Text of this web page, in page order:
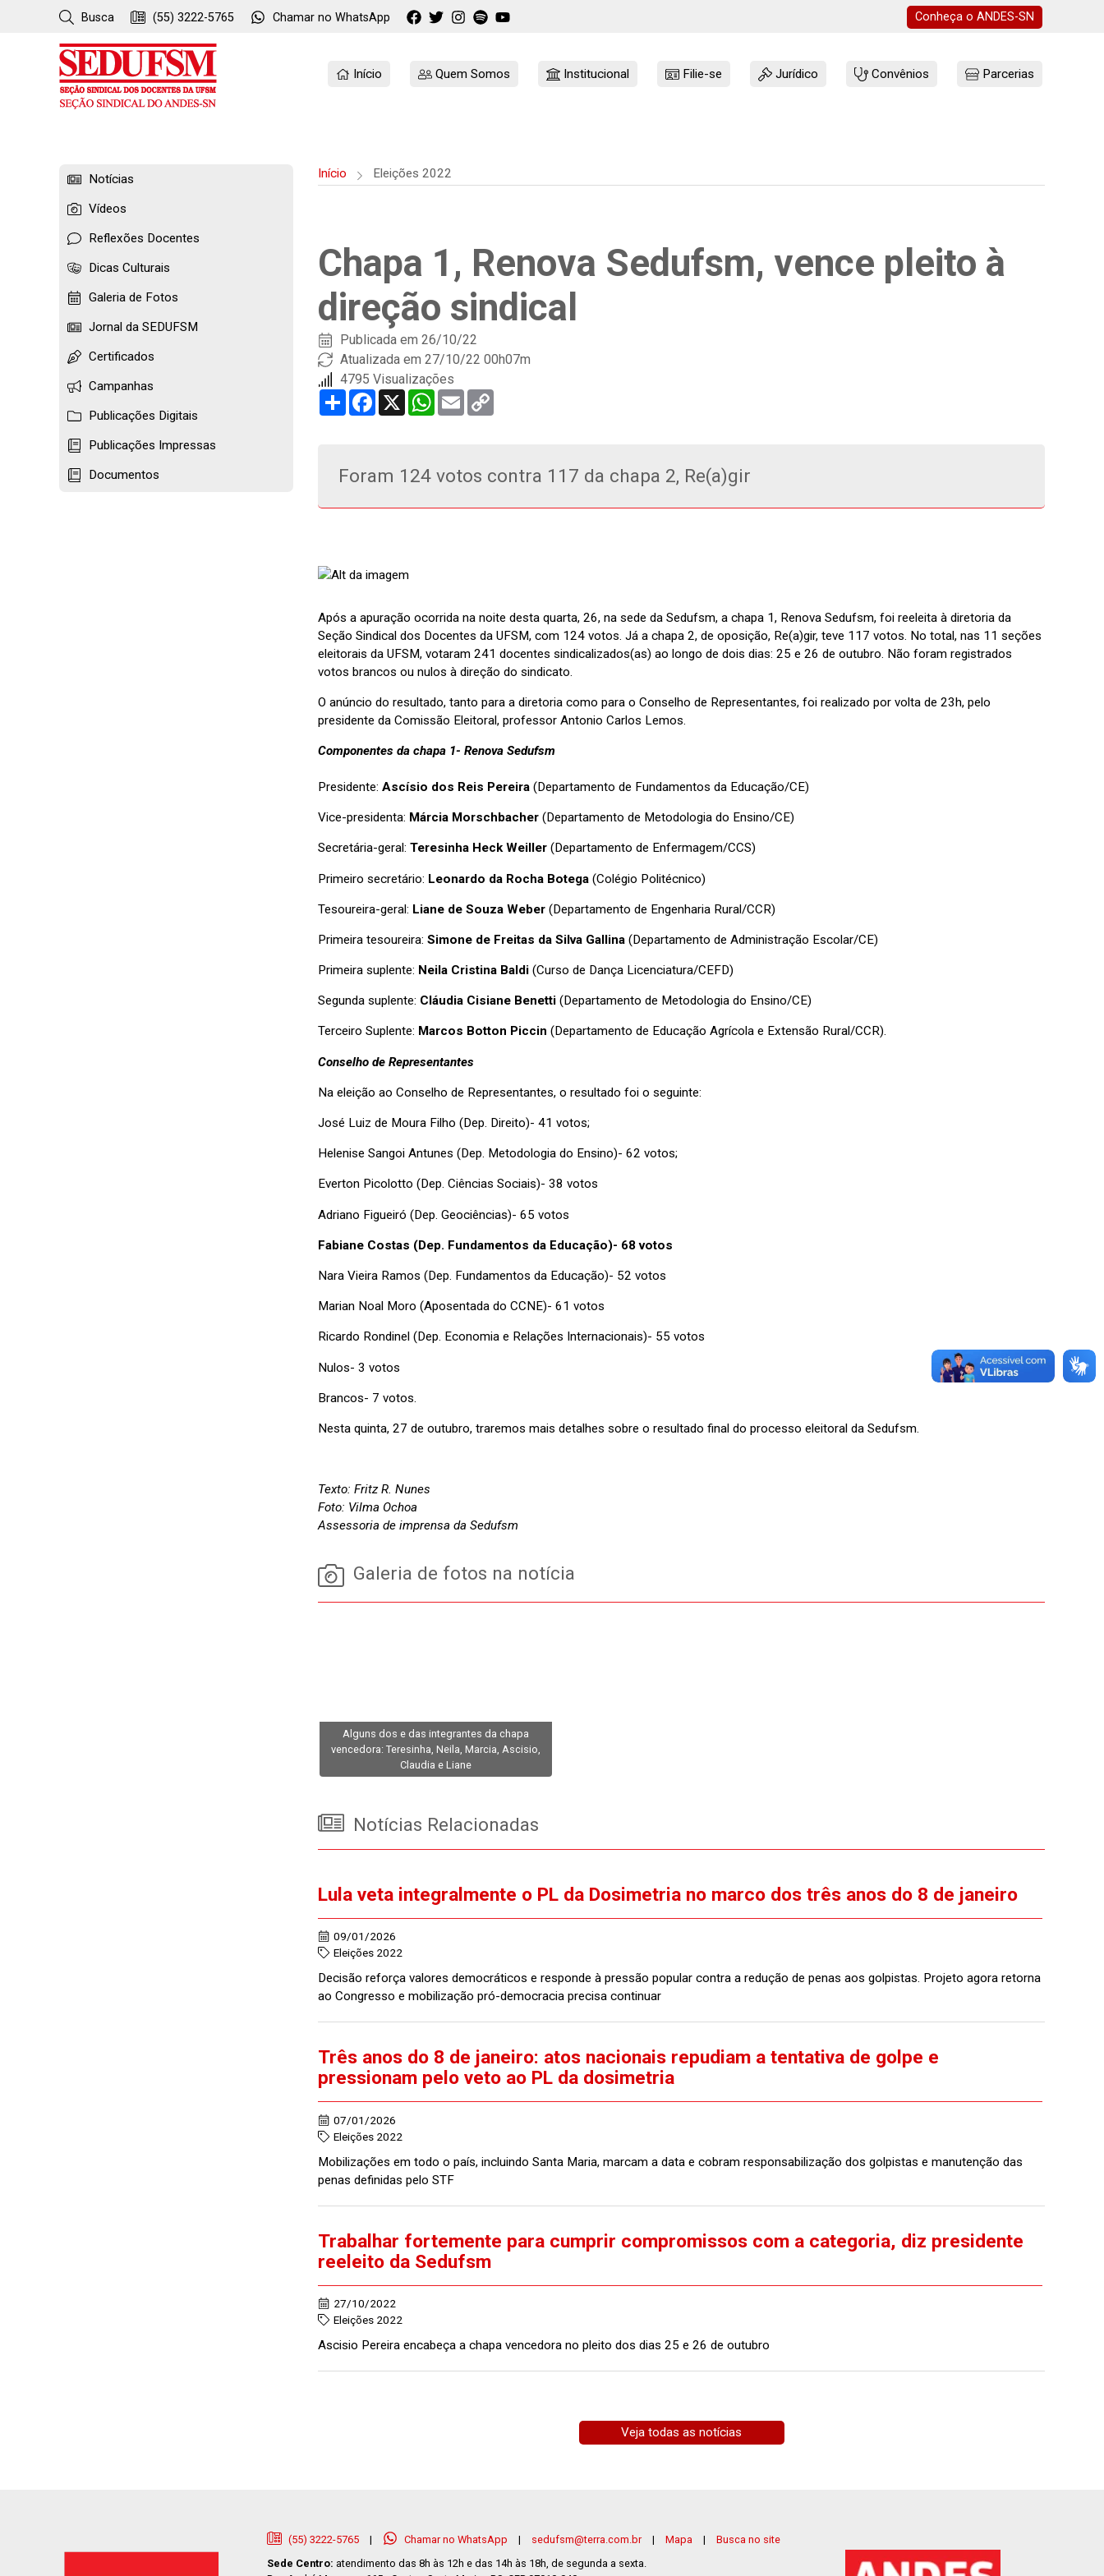
Busca (55) 3222-5765 Chamar no WhatsApp Conheça o ANDES-SN
Início Quem Somos Institucional Filie-se Jurídico Convênios Parcerias
Notícias
Vídeos
Reflexões Docentes
Dicas Culturais
Galeria de Fotos
Jornal da SEDUFSM
Certificados
Campanhas
Publicações Digitais
Publicações Impressas
Documentos
Início Eleições 2022
Chapa 1, Renova Sedufsm, vence pleito à
direção sindical
Publicada em26/10/22
Atualizada em 27/10/22 00h07m
4795 Visualizações
Share Facebook
X WhatsApp
Email
Foram 124 votos contra 117 da chapa 2, Re(a)gir
Após a apuração ocorrida na noite desta quarta, 26, na sede da Sedufsm, a chapa 1, Renova Sedufsm, foi reeleita à diretoria da
Seção Sindical dos Docentes da UFSM, com 124 votos. Já a chapa 2, de oposição, Re(a)gir, teve 117 votos. No total, nas 11 seções
eleitorais da UFSM, votaram 241 docentes sindicalizados(as) ao longo de dois dias: 25 e 26 de outubro. Não foram registrados
votos brancos ou nulos à direção do sindicato.
O anúncio do resultado, tanto para a diretoria como para o Conselho de Representantes, foi realizado por volta de 23h, pelo
presidente da Comissão Eleitoral, professor Antonio Carlos Lemos.
Componentes da chapa 1- Renova Sedufsm
Presidente:Ascísio dos Reis Pereira (Departamento de Fundamentos da Educação/CE)
Vice-presidenta: Márcia Morschbacher (Departamento de Metodologia do Ensino/CE)
Secretária-geral:Teresinha Heck Weiller (Departamento de Enfermagem/CCS)
Primeiro secretário: Leonardo da Rocha Botega (Colégio Politécnico)
Tesoureira-geral: Liane de Souza Weber (Departamento de Engenharia Rural/CCR)
Primeira tesoureira:Simone de Freitas da Silva Gallina (Departamento de Administração Escolar/CE)
Primeira suplente: Neila Cristina Baldi (Curso de Dança Licenciatura/CEFD)
Segunda suplente: Cláudia Cisiane Benetti (Departamento de Metodologia do Ensino/CE)
Terceiro Suplente: Marcos Botton Piccin (Departamento de Educação Agrícola e Extensão Rural/CCR).
Conselho de Representantes
Na eleição ao Conselho de Representantes, o resultado foi o seguinte:
José Luiz de Moura Filho (Dep. Direito)- 41 votos;
Helenise Sangoi Antunes (Dep. Metodologia do Ensino)- 62 votos;
Everton Picolotto (Dep. Ciências Sociais)- 38 votos
Adriano Figueiró (Dep. Geociências)- 65 votos
Fabiane Costas (Dep. Fundamentos da Educação)- 68 votos
Nara Vieira Ramos (Dep. Fundamentos da Educação)- 52 votos
Marian Noal Moro (Aposentada do CCNE)- 61 votos
Ricardo Rondinel (Dep. Economia e Relações Internacionais)- 55 votos
Nulos- 3 votos
Brancos- 7 votos.
Nesta quinta, 27 de outubro, traremos mais detalhes sobre o resultado final do processo eleitoral da Sedufsm.
Texto: Fritz R. Nunes
Foto: Vilma Ochoa
Assessoria de imprensa da Sedufsm
Galeria de fotos na notícia
Alguns dos e das integrantes da chapa
vencedora: Teresinha, Neila, Marcia, Ascisio,
Claudia e Liane
Notícias Relacionadas
Lula veta integralmente o PL da Dosimetria no marco dos três anos do 8 de janeiro
09/01/2026
Eleições 2022
Decisão reforça valores democráticos e responde à pressão popular contra a redução de penas aos golpistas. Projeto agora retorna
ao Congresso e mobilização pró-democracia precisa continuar
Três anos do 8 de janeiro: atos nacionais repudiam a tentativa de golpe e
pressionam pelo veto ao PL da dosimetria
07/01/2026
Eleições 2022
Mobilizações em todo o país, incluindo Santa Maria, marcam a data e cobram responsabilização dos golpistas e manutenção das
penas definidas pelo STF
Trabalhar fortemente para cumprir compromissos com a categoria, diz presidente
reeleito da Sedufsm
27/10/2022
Eleições 2022
Ascisio Pereira encabeça a chapa vencedora no pleito dos dias 25 e 26 de outubro
Veja todas as notícias
(55) 3222-5765 | Chamar no WhatsApp | sedufsm@terra.com.br | Mapa |
Busca no site
Sede Centro: atendimento das 8h às 12h e das 14h às 18h, de segunda a sexta.